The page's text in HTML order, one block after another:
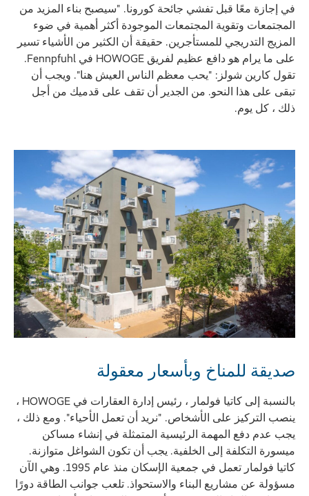
في إجازة معًا قبل تفشي جائحة كورونا. "سيصبح بناء المزيد من
المجتمعات وتقوية المجتمعات الموجودة أكثر أهمية في ضوء
المزيج التدريجي للمستأجرين. حقيقة أن الكثير من الأشياء تسير
على ما يرام هو دافع عظيم لفريق HOWOGE في Fennpfuhl.
تقول كارين شولز: "يحب معظم الناس العيش هنا". ويجب أن
تبقى على هذا النحو. من الجدير أن تقف على قدميك من أجل
ذلك ، كل يوم.
صديقة للمناخ وبأسعار معقولة
بالنسبة إلى كاتيا فولمار ، رئيس إدارة العقارات في HOWOGE ،
ينصب التركيز على الأشخاص. "نريد أن تعمل الأحياء". ومع ذلك ،
يجب عدم دفع المهمة الرئيسية المتمثلة في إنشاء مساكن
ميسورة التكلفة إلى الخلفية. يجب أن تكون الشواغل متوازنة.
كاتيا فولمار تعمل في جمعية الإسكان منذ عام 1995. وهي الآن
مسؤولة عن مشاريع البناء والاستحواذ. تلعب جوانب الطاقة دورًا